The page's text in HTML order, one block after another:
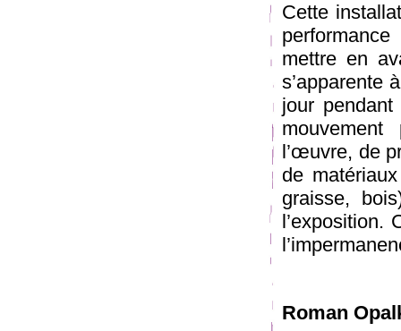
Cette
mettre en
s’apparente
jour
mouvement
l’œuvre, de
de
graisse,
l’exposition.
Roman